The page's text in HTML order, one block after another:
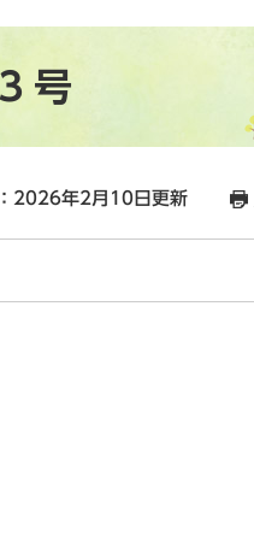
号
2026年2月10日更新